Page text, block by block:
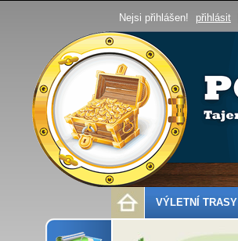
Nejsi přihlášen! přihlásit
VÝLETNÍ TRASY